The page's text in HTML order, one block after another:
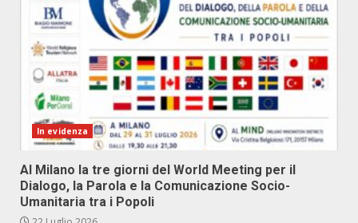
In evidenza
Al Milano la tre giorni del World Meeting per il
Dialogo, la Parola e la Comunicazione Socio-
Umanitaria tra i Popoli